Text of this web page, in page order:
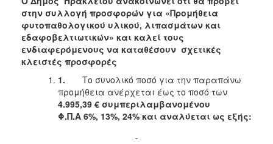
2021
2020
2019
2018
2017
2016
2015
στην συλλογή προσφορών για «Προμήθεια
φυτοπαθολογικού υλικού, λιπασμάτων και
εδαφοβελτιωτικών» και καλεί τους
ενδιαφερόμενους να καταθέσουν σχετικές
κλειστές προσφορές
1. Το συνολικό ποσό για την παραπάνω
προμήθεια ανέρχεται έως το ποσό των
4.995,39 € συμπεριλαμβανομένου
Φ.Π.Α 6%, 13%, 24% και αναλύεται ως εξής: